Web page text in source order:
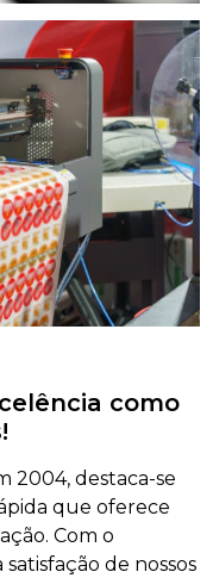
como
!
2004, destaca-se
que oferece
Com o
de nossos